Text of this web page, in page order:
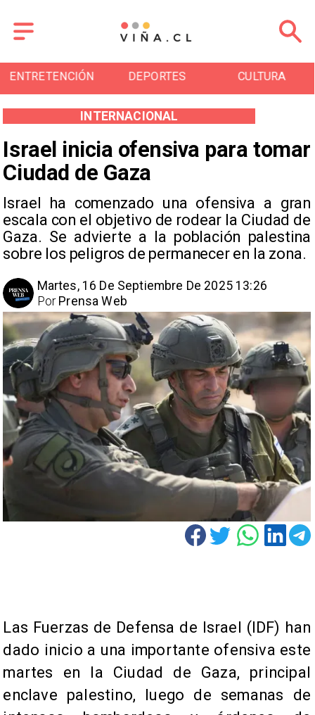
ENTRETENCIÓN DEPORTES CULTURA
Israel inicia ofensiva para tomar
Ciudad de Gaza
Israel ha comenzado una ofensiva a gran
escala con el objetivo de rodear la Ciudad de
Gaza. Se advierte a la población palestina
sobre los peligros de permanecer en la zona.
INTERNACIONAL
Martes, 16 De Septiembre De 2025 13:26
Prensa Web
Por
Las Fuerzas de Defensa de Israel (IDF) han
dado inicio a una importante ofensiva este
martes en la Ciudad de Gaza, principal
enclave palestino, luego de semanas de